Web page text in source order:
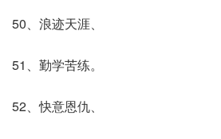
50、浪迹天涯、
51、勤学苦练。
52、快意恩仇、